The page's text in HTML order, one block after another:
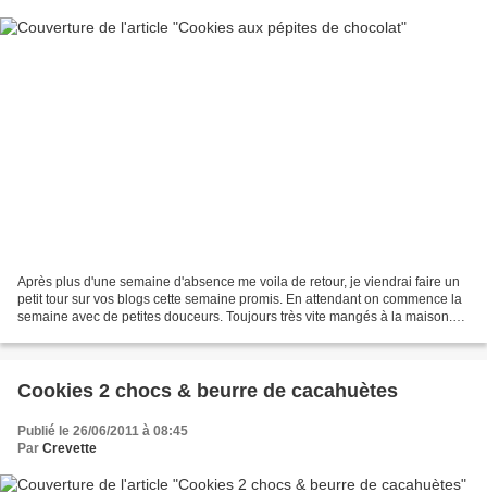
Après plus d'une semaine d'absence me voila de retour, je viendrai faire un
petit tour sur vos blogs cette semaine promis. En attendant on commence la
semaine avec de petites douceurs. Toujours très vite mangés à la maison.
Cookies 2 chocs & beurre de cacahuètes
Publié le 26/06/2011 à 08:45
Par Crevette